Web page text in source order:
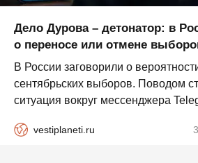
Дело Дурова – детонатор: в
о переносе или отмене
В России заговорили о
сентябрьских выборов. Поводом
ситуация вокруг мессенджера
vestiplaneti.ru